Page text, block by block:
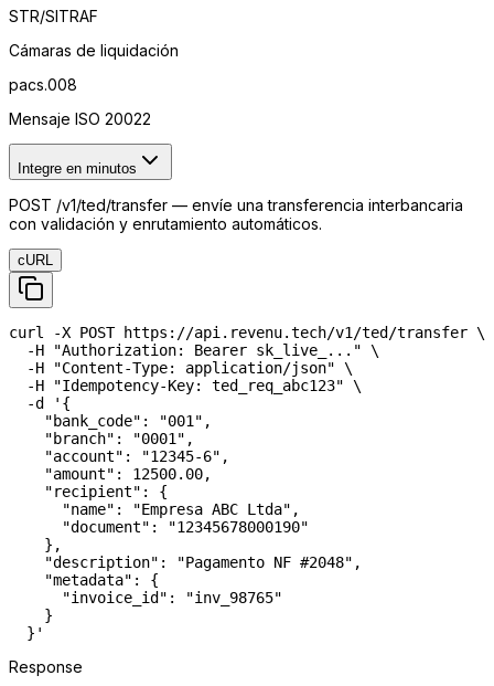
STR/SITRAF
Cámaras de liquidación
pacs.008
Mensaje ISO 20022
Integre en minutos
POST /v1/ted/transfer — envíe una transferencia interbancaria
con validación y enrutamiento automáticos.
cURL
curl -X POST https://api.revenu.tech/v1/ted/transfer \
  -H "Authorization: Bearer sk_live_..." \
  -H "Content-Type: application/json" \
  -H "Idempotency-Key: ted_req_abc123" \
  -d '{
    "bank_code": "001",
    "branch": "0001",
    "account": "12345-6",
    "amount": 12500.00,
    "recipient": {
      "name": "Empresa ABC Ltda",
      "document": "12345678000190"
    },
    "description": "Pagamento NF #2048",
    "metadata": {
      "invoice_id": "inv_98765"
    }
  }'
Response